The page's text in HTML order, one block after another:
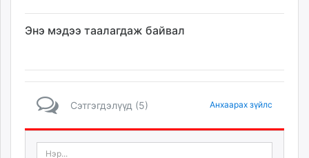
Энэ мэдээ таалагдаж байвал
Сэтгэгдэлүүд (5) Анхаарах зүйлс